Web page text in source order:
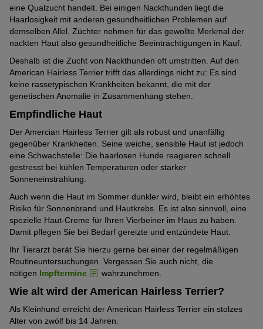
eine Qualzucht handelt. Bei einigen Nackthunden liegt die
Haarlosigkeit mit anderen gesundheitlichen Problemen auf
demselben Allel. Züchter nehmen für das gewollte Merkmal der
nackten Haut also gesundheitliche Beeinträchtigungen in Kauf.
Deshalb ist die Zucht von Nackthunden oft umstritten. Auf den
American Hairless Terrier trifft das allerdings nicht zu: Es sind
keine rassetypischen Krankheiten bekannt, die mit der
genetischen Anomalie in Zusammenhang stehen.
Empfindliche Haut
Der Amercian Hairless Terrier gilt als robust und unanfällig
gegenüber Krankheiten. Seine weiche, sensible Haut ist jedoch
eine Schwachstelle: Die haarlosen Hunde reagieren schnell
gestresst bei kühlen Temperaturen oder starker
Sonneneinstrahlung.
Auch wenn die Haut im Sommer dunkler wird, bleibt ein erhöhtes
Risiko für Sonnenbrand und Hautkrebs. Es ist also sinnvoll, eine
spezielle Haut-Creme für Ihren Vierbeiner im Haus zu haben.
Damit pflegen Sie bei Bedarf gereizte und entzündete Haut.
Ihr Tierarzt berät Sie hierzu gerne bei einer der regelmäßigen
Routineuntersuchungen. Vergessen Sie auch nicht, die
nötigen Impftermine wahrzunehmen.
Wie alt wird der American Hairless Terrier?
Als Kleinhund erreicht der American Hairless Terrier ein stolzes
Alter von zwölf bis 14 Jahren.